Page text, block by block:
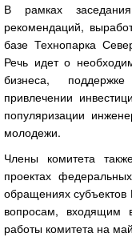
В рамках
рекомендаций,
базе Технопарка
Речь идет о
бизнеса,
привлечении
популяризации
молодежи.
Члены комитета
проектах
обращениях
вопросам, входящим
работы комитета на